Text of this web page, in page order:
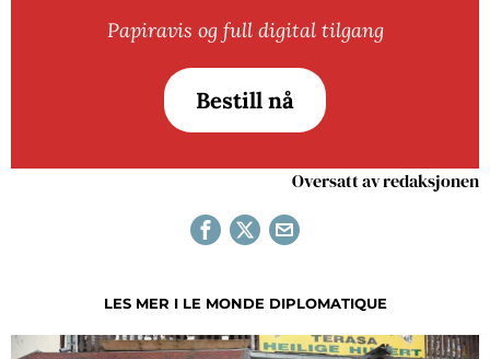
Papiravis og full digital tilgang
Bestill nå
Oversatt av redaksjonen
LES MER I LE MONDE DIPLOMATIQUE